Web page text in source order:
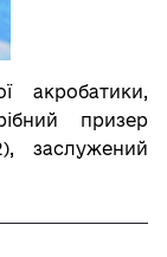
акробатики,
призер
заслужений